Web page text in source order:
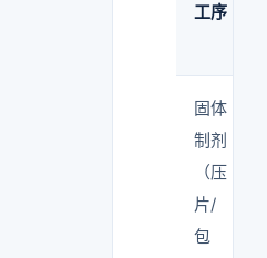
工序
固体
制剂
（压
片/
包